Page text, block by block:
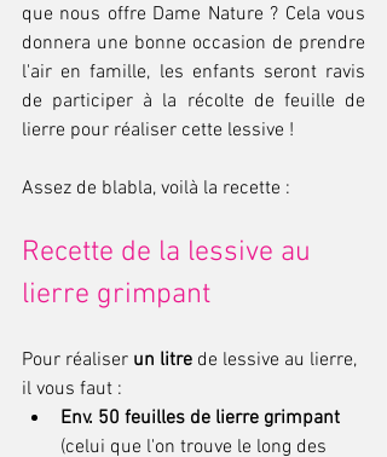
que nous offre Dame Nature ? Cela vous
donnera une bonne occasion de prendre
l'air en famille, les enfants seront ravis
de participer à la récolte de feuille de
lierre pour réaliser cette lessive !
Assez de blabla, voilà la recette :
Recette de la lessive au
lierre grimpant
Pour réaliser un litre de lessive au lierre,
il vous faut :
Env. 50 feuilles de lierre grimpant
(celui que l'on trouve le long des